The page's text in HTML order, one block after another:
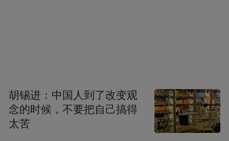
胡锡进：中国人到了改变观
念的时候，不要把自己搞得
太苦